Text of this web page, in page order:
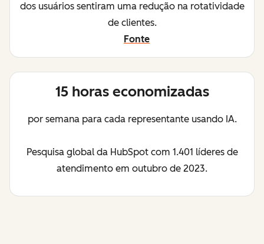
dos usuários sentiram uma redução na rotatividade
de clientes.
Fonte
15 horas economizadas
por semana para cada representante usando IA.
Pesquisa global da HubSpot com 1.401 líderes de
atendimento em outubro de 2023.